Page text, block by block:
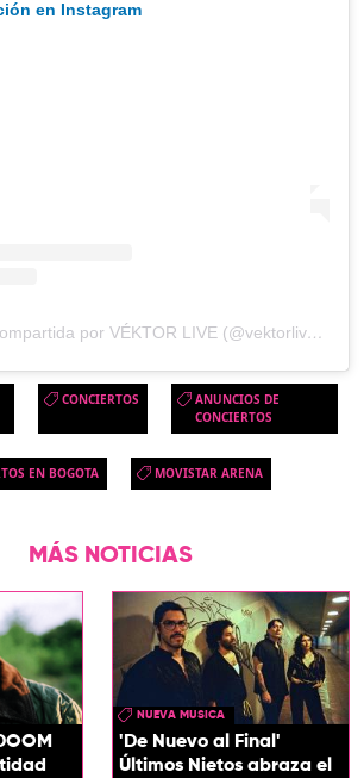
en Instagram
Una publicación compartida por VÉKTOR LIVE (@vektorlive_)
CONCIERTOS
ANUNCIOS DE
CONCIERTOS
EN BOGOTA MOVISTAR ARENA
MÁS NOTICIAS
NUEVA MUSICA
'De Nuevo al Final'
Últimos Nietos abraza el